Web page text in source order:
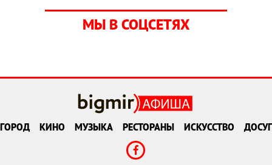
МЫ В СОЦСЕТЯХ
ГОРОД КИНО МУЗЫКА РЕСТОРАНЫ ИСКУССТВО ДОСУГ